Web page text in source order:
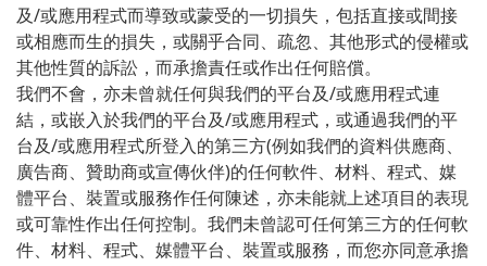
及/或應用程式而導致或蒙受的一切損失，包括直接或間接
或相應而生的損失，或關乎合同、疏忽、其他形式的侵權或
其他性質的訴訟，而承擔責任或作出任何賠償。
我們不會，亦未曾就任何與我們的平台及/或應用程式連
結，或嵌入於我們的平台及/或應用程式，或通過我們的平
台及/或應用程式所登入的第三方(例如我們的資料供應商、
廣告商、贊助商或宣傳伙伴)的任何軟件、材料、程式、媒
體平台、裝置或服務作任何陳述，亦未能就上述項目的表現
或可靠性作出任何控制。我們未曾認可任何第三方的任何軟
件、材料、程式、媒體平台、裝置或服務，而您亦同意承擔